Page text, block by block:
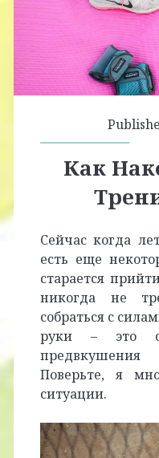
Как
Сейчас когда
есть еще
старается
никогда не
собраться с
руки – это
Поверьте, я
ситуации.